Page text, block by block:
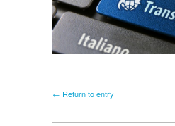
← Return to entry